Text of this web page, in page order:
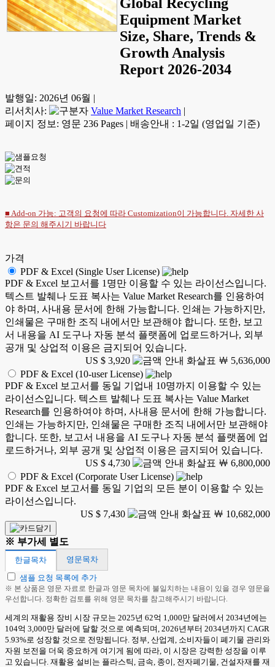
Equipment Market
Size, Share, Trends &
Growth Analysis
Report 2026-2034
발행일: 2026년 06월 |
리서치사:
Value Market Research |
페이지 정보: 영문 236 Pages | 배송안내 : 1-2일 (영업일 기준)
■ Add-on 가능: 고객의 요청에 따라 Customization이 가능합니다. 자세한 사
항은 문의 해주시기 바랍니다
가격
PDF & Excel (Single User License)
PDF & Excel 보고서를 1명만 이용할 수 있는 라이선스입니다.
텍스트 발췌나 도표 복사는 Value Market Research를 인용하여
야 하며, 사내용 문서에 한해 가능합니다. 인쇄는 가능하지만,
인쇄물은 구매한 조직 내에서만 보관해야 합니다. 또한, 보고
서 내용을 AI 도구나 자동 분석 플랫폼에 업로드하거나, 외부
공개 및 상업적 이용은 금지되어 있습니다.
US $ 3,920
￦ 5,636,000
PDF & Excel (10-user License)
PDF & Excel 보고서를 동일 기업내 10명까지 이용할 수 있는
라이선스입니다. 텍스트 발췌나 도표 복사는 Value Market
Research를 인용하여야 하며, 사내용 문서에 한해 가능합니다.
인쇄는 가능하지만, 인쇄물은 구매한 조직 내에서만 보관해야
합니다. 또한, 보고서 내용을 AI 도구나 자동 분석 플랫폼에 업
로드하거나, 외부 공개 및 상업적 이용은 금지되어 있습니다.
US $ 4,730
￦ 6,800,000
PDF & Excel (Corporate User License)
PDF & Excel 보고서를 동일 기업의 모든 분이 이용할 수 있는
라이선스입니다.
US $ 7,430
￦ 10,682,000
※ 부가세 별도
한글목차
영문목차
샘플 요청 목록에 추가
※ 본 상품은 영문 자료로 한글과 영문 목차에 불일치하는 내용이 있을 경우 영문을
우선합니다. 정확한 검토를 위해 영문 목차를 참고해주시기 바랍니다.
세계의 재활용 장비 시장 규모는 2025년 62억 1,000만 달러에서 2034년에는
104억 3,000만 달러에 달할 것으로 예측되며, 2026년부터 2034년까지 CAGR
5.93%로 성장할 것으로 전망됩니다. 정부, 산업계, 소비자들이 폐기물 관리와
자원 보전을 더욱 중요하게 여기게 됨에 따라, 이 시장은 강력한 성장을 이루
고 있습니다. 재활용 설비는 플라스틱, 금속, 종이, 전자폐기물, 건설자재를 재